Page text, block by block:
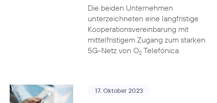
Die beiden Unternehmen
unterzeichneten eine langfristige
Kooperationsvereinbarung mit
mittelfristigem Zugang zum starken
5G-Netz von O2Telefónica.
17. Oktober 2023